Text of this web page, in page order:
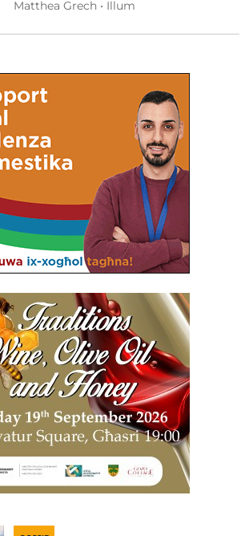
Matthea Grech • Illum